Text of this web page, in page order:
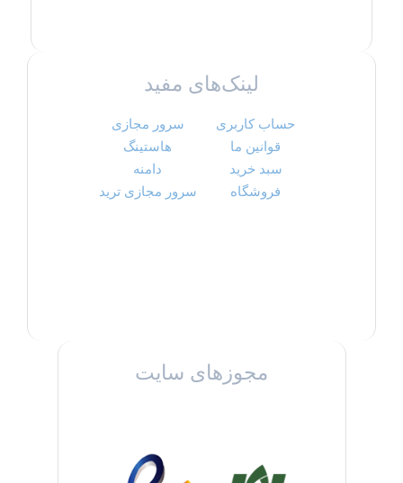
لینک‌های مفید
حساب کاربری
قوانین ما
سبد خرید
فروشگاه
سرور مجازی
هاستینگ
دامنه
سرور مجازی ترید
مجوزهای سایت